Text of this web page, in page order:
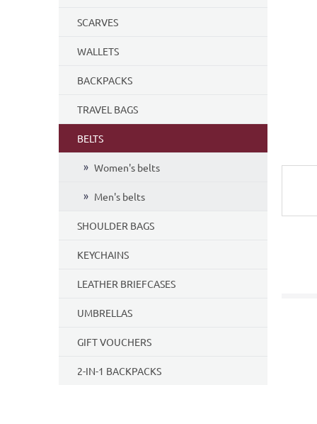
SCARVES
WALLETS
BACKPACKS
TRAVEL BAGS
BELTS
Women's belts
Men's belts
SHOULDER BAGS
KEYCHAINS
LEATHER BRIEFCASES
UMBRELLAS
GIFT VOUCHERS
2-IN-1 BACKPACKS